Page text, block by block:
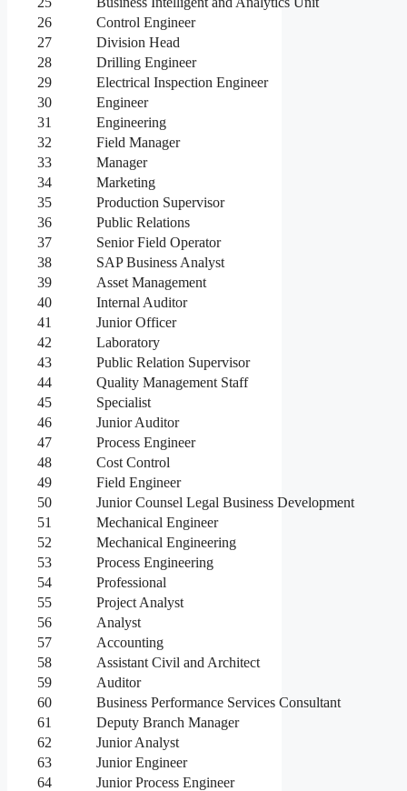
26
Control Engineer
27
Division Head
28
Drilling Engineer
29
Electrical Inspection Engineer
30
Engineer
31
Engineering
32
Field Manager
33
Manager
34
Marketing
35
Production Supervisor
36
Public Relations
37
Senior Field Operator
38
SAP Business Analyst
39
Asset Management
40
Internal Auditor
41
Junior Officer
42
Laboratory
43
Public Relation Supervisor
44
Quality Management Staff
45
Specialist
46
Junior Auditor
47
Process Engineer
48
Cost Control
49
Field Engineer
50
Junior Counsel Legal Business Development
51
Mechanical Engineer
52
Mechanical Engineering
53
Process Engineering
54
Professional
55
Project Analyst
56
Analyst
57
Accounting
58
Assistant Civil and Architect
59
Auditor
60
Business Performance Services Consultant
61
Deputy Branch Manager
62
Junior Analyst
63
Junior Engineer
64
Junior Process Engineer